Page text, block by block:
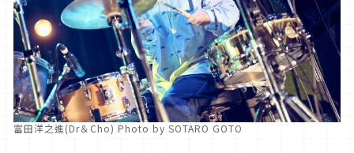
富田洋之進(Dr＆Cho) Photo by SOTARO GOTO